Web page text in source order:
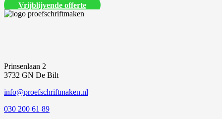
Vrijblijvende offerte
Prinsenlaan 2
3732 GN De Bilt
info@proefschriftmaken.nl
030 200 61 89